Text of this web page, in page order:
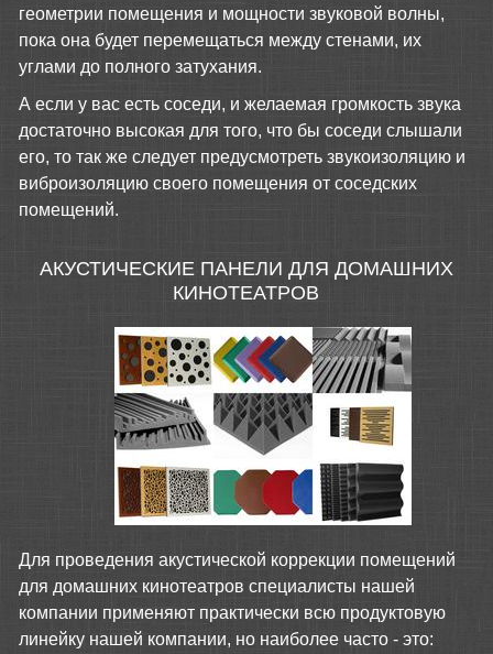
геометрии помещения и мощности звуковой волны,
пока она будет перемещаться между стенами, их
углами до полного затухания.
А если у вас есть соседи, и желаемая громкость звука
достаточно высокая для того, что бы соседи слышали
его, то так же следует предусмотреть звукоизоляцию и
виброизоляцию своего помещения от соседских
помещений.
АКУСТИЧЕСКИЕ ПАНЕЛИ ДЛЯ ДОМАШНИХ
КИНОТЕАТРОВ
Для проведения акустической коррекции помещений
для домашних кинотеатров специалисты нашей
компании применяют практически всю продуктовую
линейку нашей компании, но наиболее часто - это: